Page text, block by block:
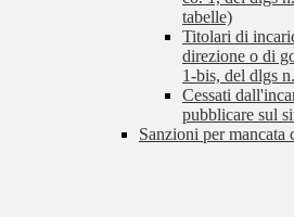
tabelle)
Titolari di
direzione o di
1-bis, del dlgs
Cessati
pubblicare sul
Sanzioni per mancata